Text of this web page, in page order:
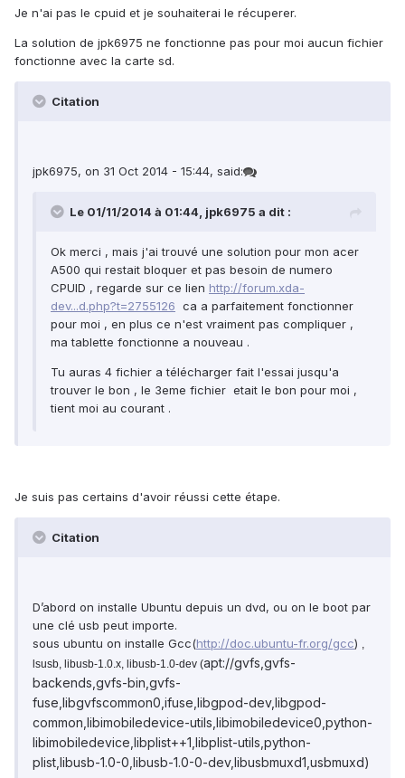
Je n'ai pas le cpuid et je souhaiterai le récuperer.
La solution de jpk6975 ne fonctionne pas pour moi aucun fichier
fonctionne avec la carte sd.
Citation
jpk6975, on 31 Oct 2014 - 15:44, said:
Le 01/11/2014 à 01:44, jpk6975 a dit :
Ok merci , mais j'ai trouvé une solution pour mon acer
A500 qui restait bloquer et pas besoin de numero
CPUID , regarde sur ce lien http://forum.xda-
dev...d.php?t=2755126 ca a parfaitement fonctionner
pour moi , en plus ce n'est vraiment pas compliquer ,
ma tablette fonctionne a nouveau .
Tu auras 4 fichier a télécharger fait l'essai jusqu'a
trouver le bon , le 3eme fichier etait le bon pour moi ,
tient moi au courant .
Je suis pas certains d'avoir réussi cette étape.
Citation
D’abord on installe Ubuntu depuis un dvd, ou on le boot par
une clé usb peut importe.
sous ubuntu on installe Gcc(http://doc.ubuntu-fr.org/gcc) ,
lsusb, libusb-1.0.x, libusb-1.0-dev (apt://gvfs,gvfs-
backends,gvfs-bin,gvfs-
fuse,libgvfscommon0,ifuse,libgpod-dev,libgpod-
common,libimobiledevice-utils,libimobiledevice0,python-
libimobiledevice,libplist++1,libplist-utils,python-
plist,libusb-1.0-0,libusb-1.0-0-dev,libusbmuxd1,usbmuxd)